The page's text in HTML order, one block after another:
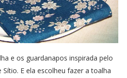
e os guardanapos inspirada pelo
E ela escolheu fazer a toalha